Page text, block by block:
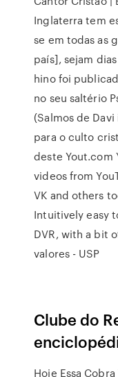
Inglaterra tem
se em todas as
país], sejam
hino foi
no seu saltério
(Salmos de
para o culto
deste Yout.com
videos from
VK and others
Intuitively easy
DVR, with a bit
valores - USP
Clube do
Hoje Essa